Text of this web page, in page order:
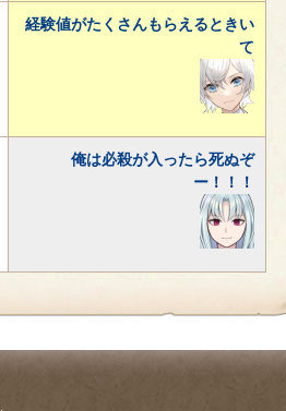
経験値がたくさんもらえるときい
て
俺は必殺が入ったら死ぬぞ
ー！！！